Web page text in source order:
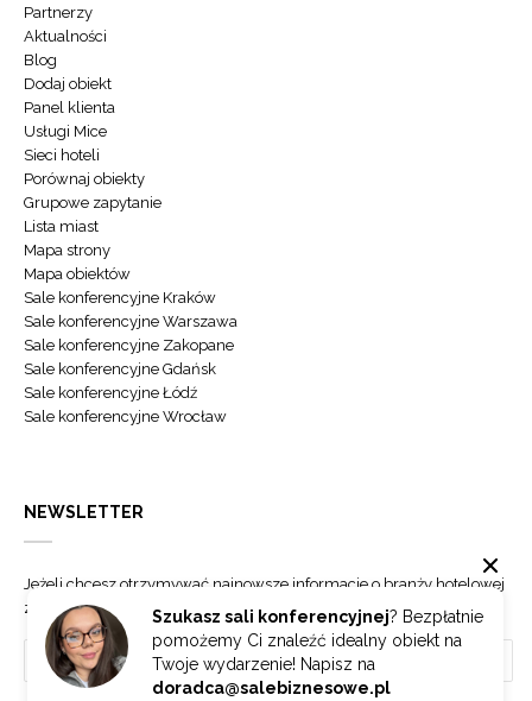
Szukasz sali konferencyjnej? Bezpłatnie
pomożemy Ci znaleźć idealny obiekt na
Twoje wydarzenie! Napisz na
doradca@salebiznesowe.pl
Partnerzy
Aktualności
Blog
Dodaj obiekt
Panel klienta
Usługi Mice
Sieci hoteli
Porównaj obiekty
Grupowe zapytanie
Lista miast
Mapa strony
Mapa obiektów
Sale konferencyjne Kraków
Sale konferencyjne Warszawa
Sale konferencyjne Zakopane
Sale konferencyjne Gdańsk
Sale konferencyjne Łódź
Sale konferencyjne Wrocław
NEWSLETTER
Jeżeli chcesz otrzymywać najnowsze informacje o branży hotelowej
zapisz się do naszego newslettera.